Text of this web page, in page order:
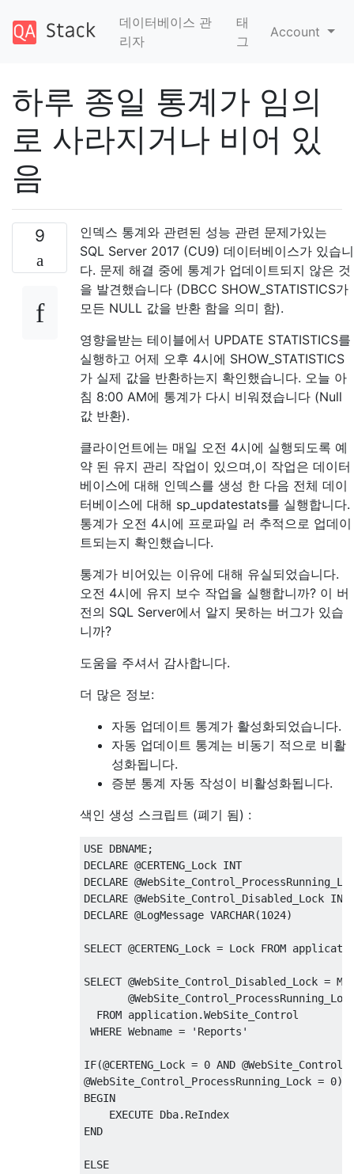
데이터베이스 관
리자
태
그
Account
하루 종일 통계가 임의
로 사라지거나 비어 있
음
9
인덱스 통계와 관련된 성능 관련 문제가있는
SQL Server 2017 (CU9) 데이터베이스가 있습니
다. 문제 해결 중에 통계가 업데이트되지 않은 것
을 발견했습니다 (DBCC SHOW_STATISTICS가
모든 NULL 값을 반환 함을 의미 함).
영향을받는 테이블에서 UPDATE STATISTICS를
실행하고 어제 오후 4시에 SHOW_STATISTICS
가 실제 값을 반환하는지 확인했습니다. 오늘 아
침 8:00 AM에 통계가 다시 비워졌습니다 (Null
값 반환).
클라이언트에는 매일 오전 4시에 실행되도록 예
약 된 유지 관리 작업이 있으며,이 작업은 데이터
베이스에 대해 인덱스를 생성 한 다음 전체 데이
터베이스에 대해 sp_updatestats를 실행합니다.
통계가 오전 4시에 프로파일 러 추적으로 업데이
트되는지 확인했습니다.
통계가 비어있는 이유에 대해 유실되었습니다.
오전 4시에 유지 보수 작업을 실행합니까? 이 버
전의 SQL Server에서 알지 못하는 버그가 있습
니까?
도움을 주셔서 감사합니다.
더 많은 정보:
자동 업데이트 통계가 활성화되었습니다.
자동 업데이트 통계는 비동기 적으로 비활
성화됩니다.
증분 통계 자동 작성이 비활성화됩니다.
색인 생성 스크립트 (폐기 됨) :
USE DBNAME;
DECLARE @CERTENG_Lock INT
DECLARE @
DECLARE @WebSite_Control_Disabled_Lock INT
DECLARE @LogMessage VARCHAR(1024)
SELECT @CERTENG_Lock = Lock FROM
SELECT @WebSite_Control_Disabled_Lock =
@
FROM application.WebSite_Control
WHERE Webname = 'Reports'
IF(@CERTENG_Lock = 0 AND @
@WebSite_Control_ProcessRunning_Lock = 0)
BEGIN
EXECUTE Dba. ReIndex
END
ELSE